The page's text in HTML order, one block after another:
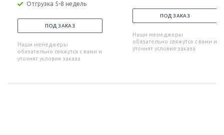
Отгрузка 5-8 недель
ПОД ЗАКАЗ
Наши менеджеры
обязательно свяжутся с вами и
уточнят условия заказа
ПОД ЗАКАЗ
Наши менеджеры
обязательно свяжутся с вами и
уточнят условия заказа